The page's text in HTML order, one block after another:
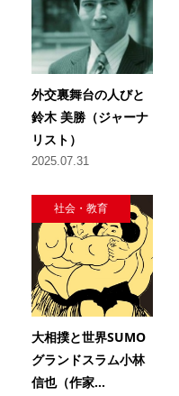
外交裏舞台の人びと
鈴木 美勝（ジャーナ
リスト）
2025.07.31
社会・教育
大相撲と世界SUMO
グランドスラム小林
信也（作家...